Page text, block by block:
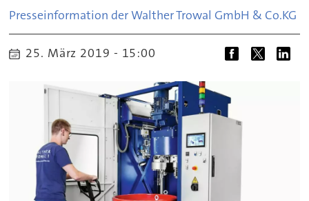
Presseinformation der Walther Trowal GmbH & Co.KG
25. März 2019 - 15:00